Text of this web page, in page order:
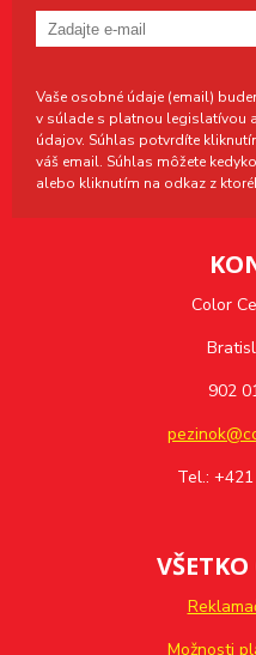
Vaše osobné údaje (email)
v súlade s platnou legislatívou
údajov. Súhlas potvrdíte
váš email. Súhlas môžete
alebo kliknutím na odkaz z
Color
902
Tel.:
Možnosti